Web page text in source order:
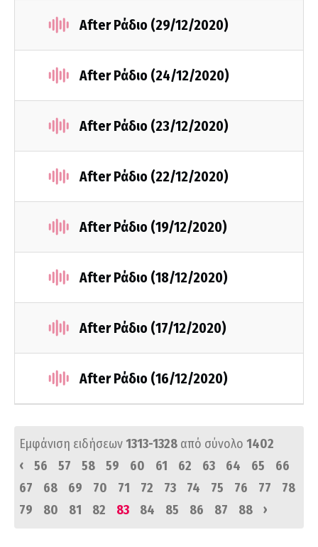
After Ράδιο (29/12/2020)
After Ράδιο (24/12/2020)
After Ράδιο (23/12/2020)
After Ράδιο (22/12/2020)
After Ράδιο (19/12/2020)
After Ράδιο (18/12/2020)
After Ράδιο (17/12/2020)
After Ράδιο (16/12/2020)
Εμφάνιση ειδήσεων1313-1328 από σύνολο 1402
‹
56 57 58 59 60 61 62 63 64 65
66
67
68 69 70 71 72 73 74 75 76 77
78
79
80 81 82 83 84 85 86 87 88 ›